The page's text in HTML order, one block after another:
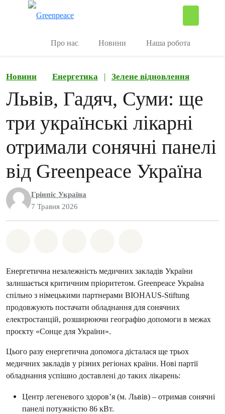
Про нас Новини Наша робота
Новини Енергетика | Зелене відновлення
Львів, Гадяч, Суми: ще
три українські лікарні
отримали сонячні панелі
від Greenpeace Україна
Грінпіс Україна
7 Травня 2026
Енергетична незалежність медичних закладів України
залишається критичним пріоритетом. Greenpeace Україна
спільно з німецькими партнерами BIOHAUS-Stiftung
продовжують постачати обладнання для сонячних
електростанцій, розширюючи географію допомоги в межах
проєкту «Сонце для України».
Цього разу енергетична допомога дісталася ще трьох
медичних закладів у різних регіонах країни. Нові партії
обладнання успішно доставлені до таких лікарень:
Центр легеневого здоров’я (м. Львів) – отримав сонячні
панелі потужністю 86 кВт.